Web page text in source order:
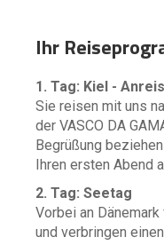
Ihr
1. Tag: Kiel -
Sie reisen mit uns
der VASCO DA
Begrüßung
Ihren ersten Abend
2. Tag: Seetag
Vorbei an
und verbringen